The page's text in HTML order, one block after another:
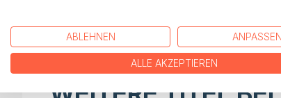
Eine berührende Geschichte über Angst
Lichts.
ABLEHNEN ANPASSEN
ALLE AKZEPTIEREN